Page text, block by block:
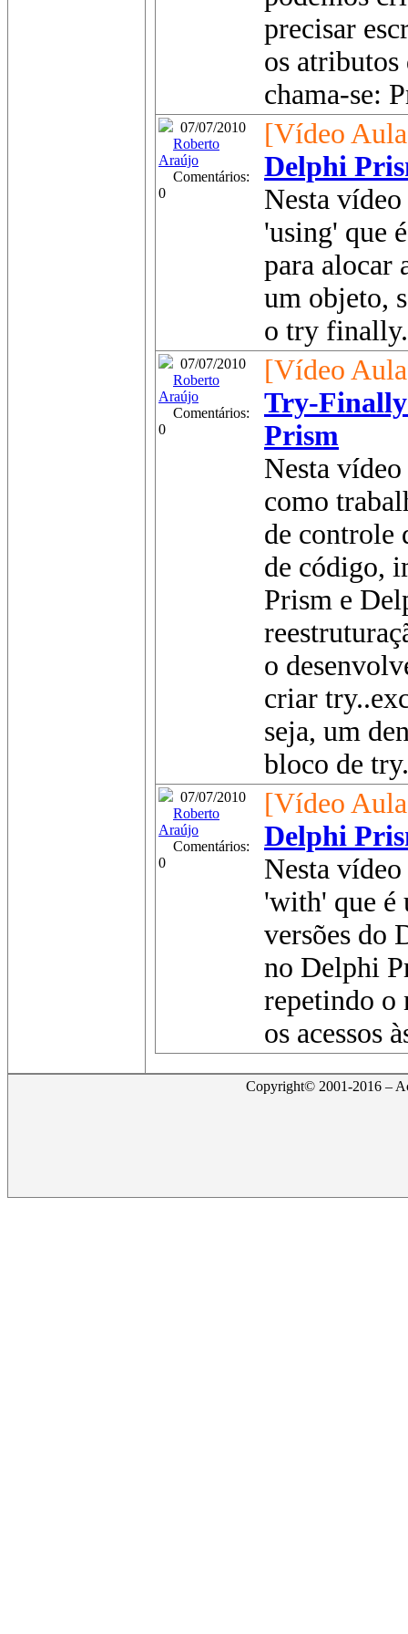
precisar
os atributos
chama-se:
07/07/2010
Roberto
Araújo
Comentários:
0
[Vídeo
Delphi
Nesta
'using' que
para alocar
um objeto,
o try
07/07/2010
Roberto
Araújo
Comentários:
0
[Vídeo
Try-
Prism
Nesta
como
de controle
de código,
Prism e
o
criar
seja, um
bloco de
07/07/2010
Roberto
Araújo
Comentários:
0
[Vídeo
Delphi
Nesta
'with' que é
versões do
no Delphi
repetindo o
os acessos
Copyright© 2001-2016 –